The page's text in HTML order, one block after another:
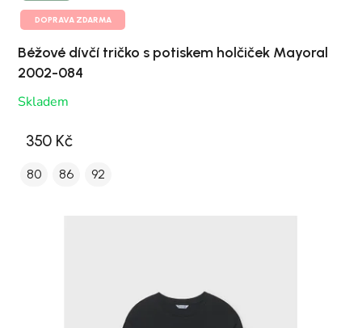
DOPRAVA ZDARMA
Béžové dívčí tričko s potiskem holčiček Mayoral
2002-084
Skladem
350 Kč
80 86 92